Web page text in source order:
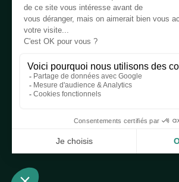
Notre boutique, spécialisée dans la
table de pique-nique et de plein air,
principalement adressée aux
associations.
Infos et contact au